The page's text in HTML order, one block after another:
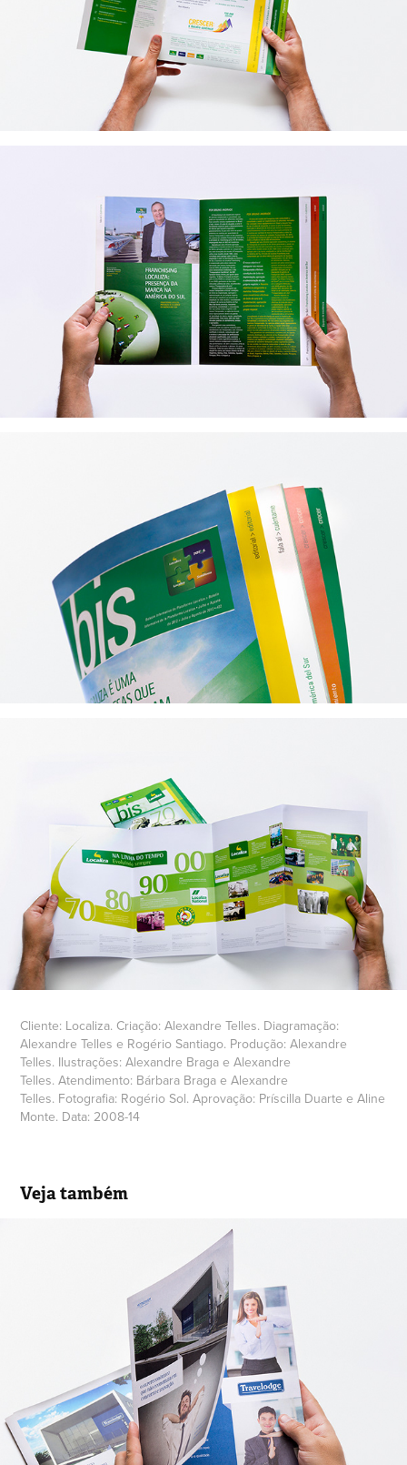
Cliente: Localiza. Criação: Alexandre Telles. Diagramação:
Alexandre Telles e Rogério Santiago. Produção: Alexandre
Telles. Ilustrações: Alexandre Braga e Alexandre
Telles. Atendimento: Bárbara Braga e Alexandre
Telles. Fotografia: Rogério Sol. Aprovação: Príscilla Duarte e Aline
Monte. Data: 2008-14
Veja também
Material de apresentação de
empreendimento